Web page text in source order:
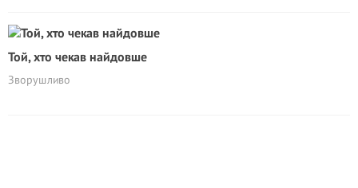
Той, хто чекав найдовше
Зворушливо